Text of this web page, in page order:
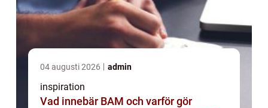
04 augusti 2026 admin
inspiration
Vad innebär BAM och varför gör